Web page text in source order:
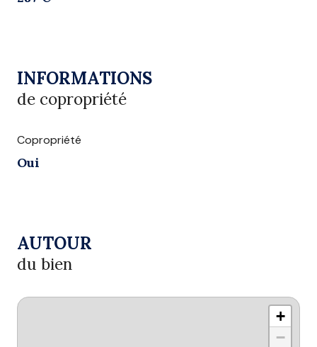
INFORMATIONS
de copropriété
Copropriété
Oui
AUTOUR
du bien
+
−